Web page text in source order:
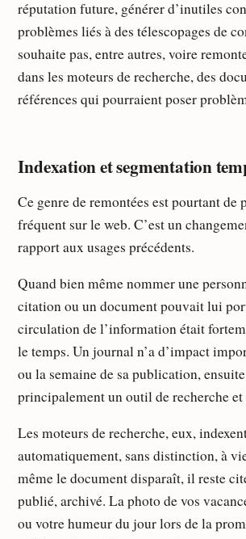
réputation future, générer d’inutiles
problèmes liés à des télescopages de
souhaite pas, entre autres, voire
dans les moteurs de recherche, des
références qui pourraient poser
Indexation et segmentation
Ce genre de remontées est pourtant de
fréquent sur le web. C’est un
rapport aux usages précédents.
Quand bien même nommer une
citation ou un document pouvait lui
circulation de l’information était
le temps. Un journal n’a d’impact
ou la semaine de sa publication, ensuite
principalement un outil de recherche et
Les moteurs de recherche, eux,
automatiquement, sans distinction, à
même le document disparaît, il reste
publié, archivé. La photo de vos
ou votre humeur du jour lors de la